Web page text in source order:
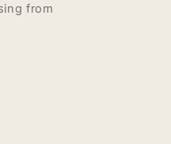
from